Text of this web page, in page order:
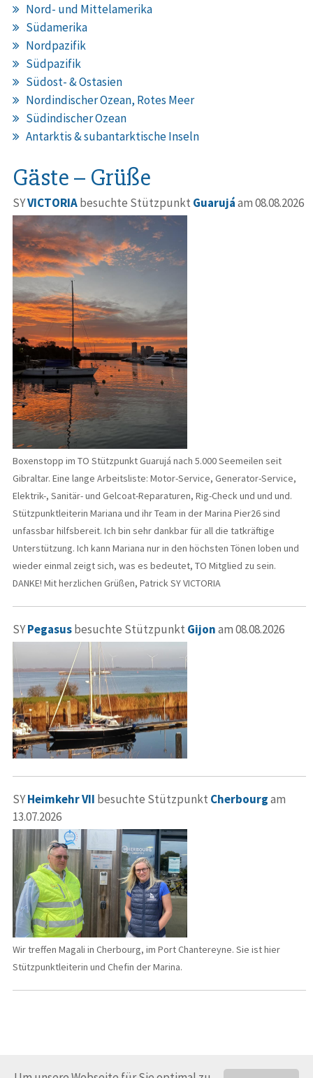
Nord- und Mittelamerika
Südamerika
Nordpazifik
Südpazifik
Südost- & Ostasien
Nordindischer Ozean, Rotes Meer
Südindischer Ozean
Antarktis & subantarktische Inseln
Gäste – Grüße
SYVICTORIAbesuchte Stützpunkt Guarujáam 08.08.2026
Boxenstopp im TO Stützpunkt Guarujá nach 5.000 Seemeilen seit
Gibraltar. Eine lange Arbeitsliste: Motor-Service, Generator-Service,
Elektrik-, Sanitär- und Gelcoat-Reparaturen, Rig-Check und und und.
Stützpunktleiterin Mariana und ihr Team in der Marina Pier26 sind
unfassbar hilfsbereit. Ich bin sehr dankbar für all die tatkräftige
Unterstützung. Ich kann Mariana nur in den höchsten Tönen loben und
wieder einmal zeigt sich, was es bedeutet, TO Mitglied zu sein.
DANKE! Mit herzlichen Grüßen, Patrick SY VICTORIA
SYPegasusbesuchte Stützpunkt Gijonam 08.08.2026
SYHeimkehr VII besuchte Stützpunkt Cherbourgam
13.07.2026
Wir treffen Magali in Cherbourg, im Port Chantereyne. Sie ist hier
Stützpunktleiterin und Chefin der Marina.